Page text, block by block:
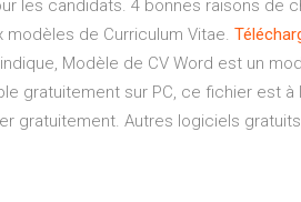
les candidats. 4 bonnes raisons de
de Curriculum Vitae.
Modèle de CV Word est un
gratuitement sur PC, ce fichier est à
gratuitement. Autres logiciels